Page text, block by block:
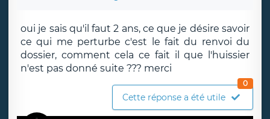
oui je sais qu'il faut 2 ans, ce que je désire savoir
ce qui me perturbe c'est le fait du renvoi du
dossier, comment cela ce fait il que l'huissier
n'est pas donné suite ??? merci
Cette réponse a été utile
0